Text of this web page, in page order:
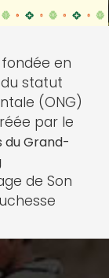
en
du statut
(ONG)
par le
du Grand-
de Son